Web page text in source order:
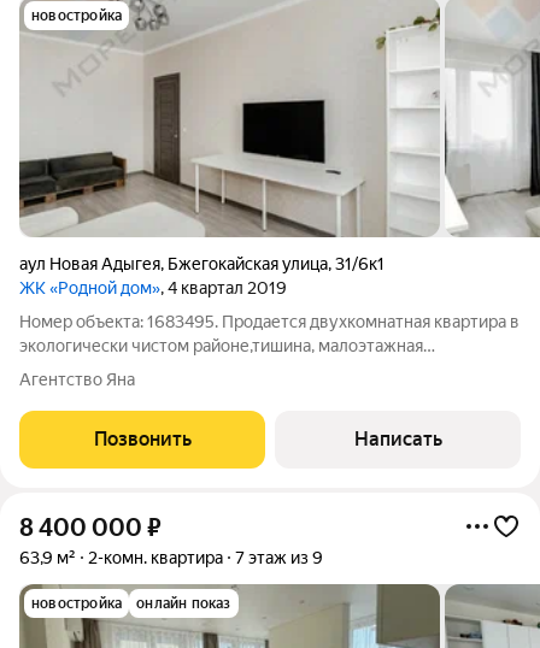
новостройка
аул Новая Адыгея, Бжегокайская улица,31/6к1
ЖК «Родной дом», 4 квартал 2019
Номер объекта: 1683495. Продается двухкомнатная квартира в
экологически чистом районе,тишина, малоэтажная
застройка,близость к Краснодару. Месторасположение:Теплый
действующие школы и пять детских
Агентство Яна
Позвонить Написать
8 400 000 ₽
63,9 м² 2-комн. квартира 7 этаж из 9
новостройка онлайн показ